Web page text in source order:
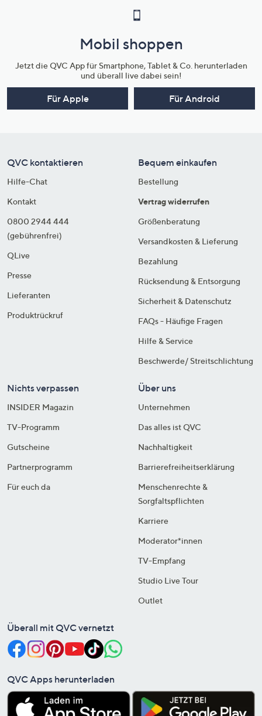
Mobil shoppen
Jetzt die QVC App für Smartphone, Tablet & Co. herunterladen
und überall live dabei sein!
Für Apple Für Android
QVC kontaktieren
Hilfe-Chat
Kontakt
0800 2944 444
(gebührenfrei)
QLive
Presse
Lieferanten
Produktrückruf
Bequem einkaufen
Bestellung
Vertrag widerrufen
Größenberatung
Versandkosten & Lieferung
Bezahlung
Rücksendung & Entsorgung
Sicherheit & Datenschutz
FAQs - Häufige Fragen
Hilfe & Service
Beschwerde/ Streitschlichtung
Nichts verpassen
INSIDER Magazin
TV-Programm
Gutscheine
Partnerprogramm
Für euch da
Über uns
Unternehmen
Das alles ist QVC
Nachhaltigkeit
Barrierefreiheitserklärung
Menschenrechte &
Sorgfaltspflichten
Karriere
Moderator*innen
TV-Empfang
Studio Live Tour
Outlet
Überall mit QVC vernetzt
QVC Apps herunterladen